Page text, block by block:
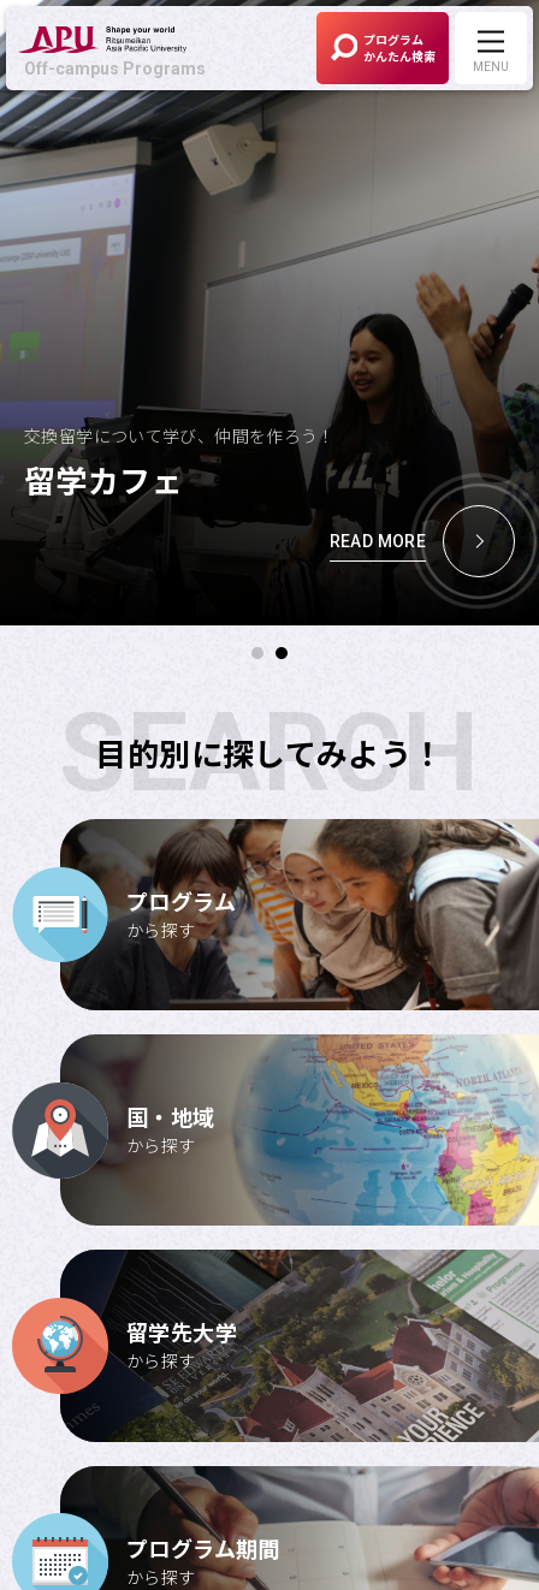
Off-campus Programs
プログラム
かんたん検索
交換留学について学び、仲間を作ろう！
留学カフェ
READ MORE
目的別に探してみよう！
SEARCH
プログラム
から探す
国・地域
から探す
留学先大学
から探す
プログラム期間
から探す
MENU
Off-campus Programs
LANGUAGE:
募集中プログラム
APUの考える Off-campus Programsとは
プログラム一覧
プログラム・大学検索
APUへの留学
サイトマップ
サイトポリシー
プライバシーポリシー
APU公式Webサイト
APU SALC
APU サービスラーニング・ プログラム
APU 学生留学アドバイザー